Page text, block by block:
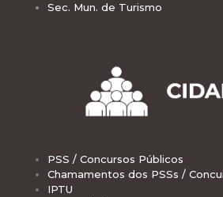
Sec. Mun. de Turismo
PSS / Concursos Públicos
Chamamentos dos PSSs /
IPTU